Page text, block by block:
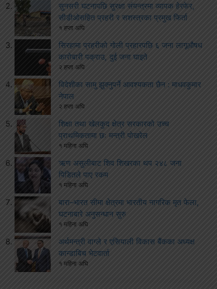
सुनसरी घटनापछि सुरक्षा संयन्त्रमा व्यापक हेरफेर,
सीडीओसहित प्रहरी र सशस्त्रका प्रमुख फिर्ता
१ हप्ता अघि
सिरहामा प्रहरीको गोली प्रहारपछि ६ जना लागूऔषध
कारोबारी पक्राउ, दुई जना घाइते
२ हप्ता अघि
विदेशीका सामु झुक्नुपर्ने आवश्यकता छैन : माधवकुमार
नेपाल
२ हप्ता अघि
शिक्षा तथा खेलकुद क्षेत्र सरकारको उच्च
प्राथमिकतामा छः मन्त्री पोखरेल
१ महिना अघि
ऋण असुलीबाट शिव शिखरका थप २४८ जना
पिडितले पाए रकम
१ महिना अघि
बारा–भारत सीमा क्षेत्रमा भारतीय नागरिक मृत फेला,
घटनाबारे अनुसन्धान सुरु
१ महिना अघि
अर्थमन्त्री वाग्ले र एसियाली विकास बैंकका अध्यक्ष
कान्डाबिच भेटवार्ता
१ महिना अघि